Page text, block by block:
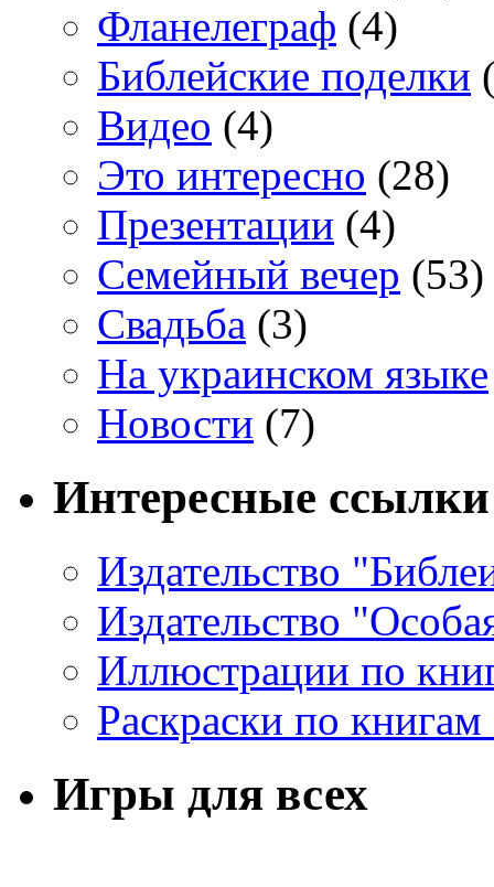
Фланелеграф (4)
Библейские поделки
Видео (4)
Это интересно (28)
Презентации (4)
Семейный вечер (53)
Свадьба (3)
На украинском языке
Новости (7)
Интересные ссылки
Издательство
Издательство
Иллюстрации по
Раскраски по
Игры для всех